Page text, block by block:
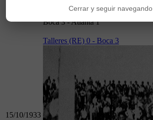
08/10/1933
Boca 3 - Atlanta 1
15/10/1933
Talleres (RE) 0 - Boca 3
Cerrar y seguir navegando